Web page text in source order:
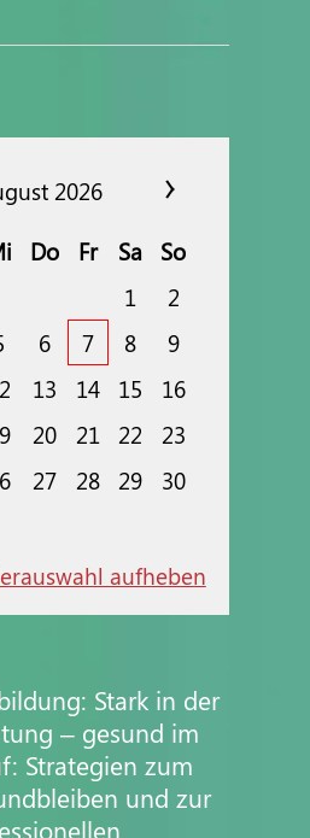
2026
Do Fr Sa
So
1
2
6 7 8
9
13 14 15
16
20 21 22
23
27 28 29
30
aufheben
Stark in der
– gesund im
Strategien zum
und zur